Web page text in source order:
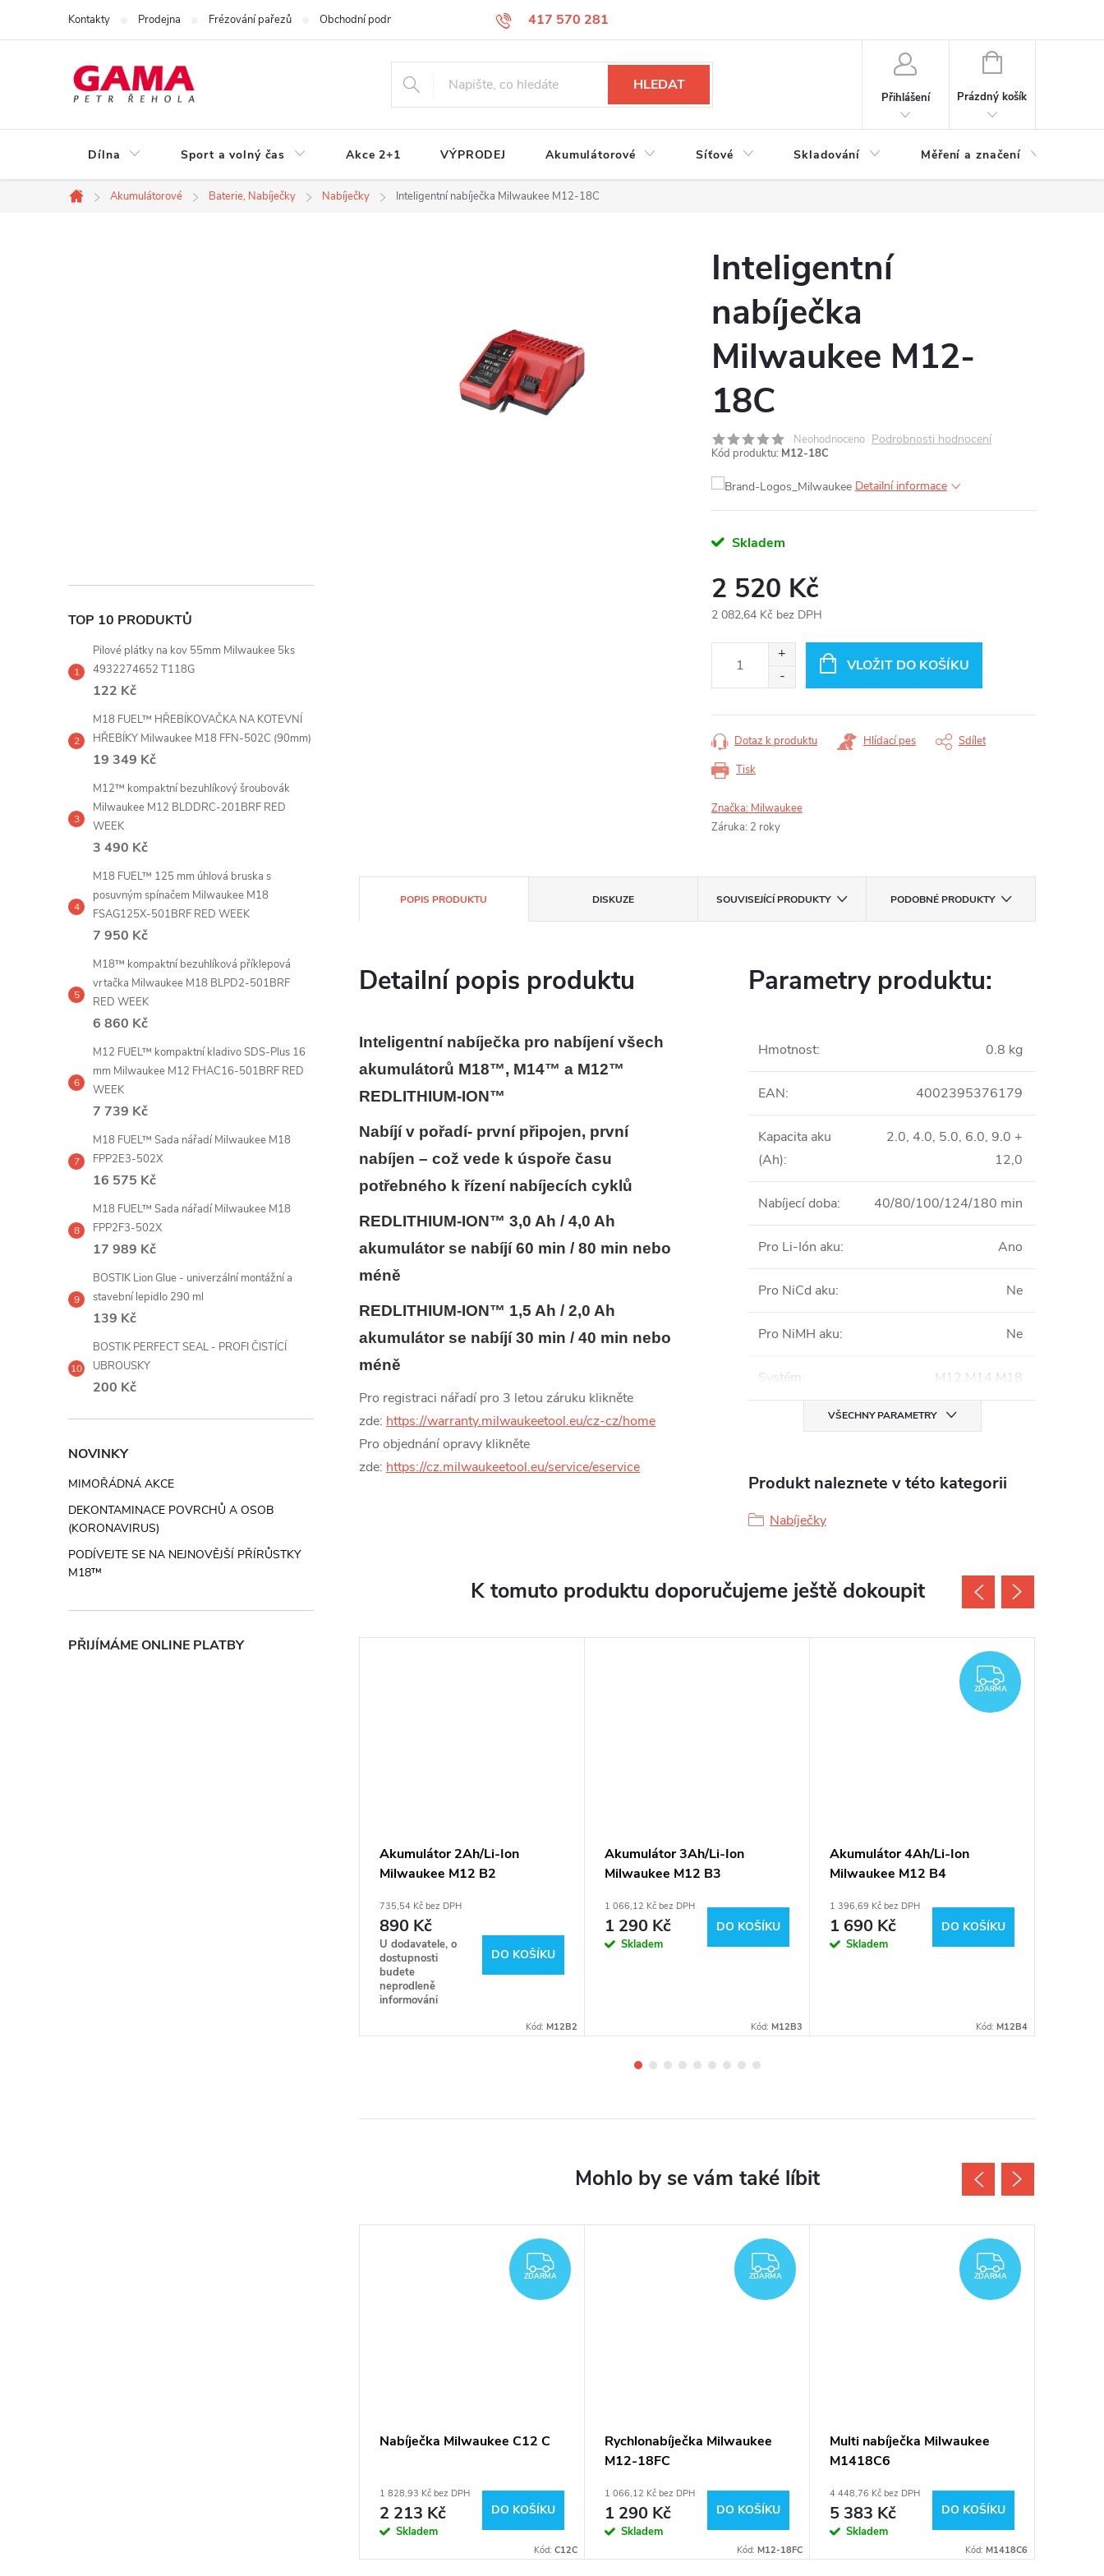
417 570 281
Kontakty Prodejna Frézování pařezů Obchodní podmínky Podmínky ochrany osobních údajů
HLEDAT
Přihlášení
NÁKUPNÍ
Prázdný košík
Dílna Sport a volný čas Akce 2+1 VÝPRODEJ Akumulátorové Síťové Skladování Měření a značení
Domů
Akumulátorové Baterie, Nabíječky Nabíječky Inteligentní nabíječka Milwaukee M12-18C
í
p
a
e
l
TOP 10 PRODUKTŮ
Pilové plátky na kov 55mm Milwaukee 5ks
4932274652 T118G
122 Kč
M18 FUEL™ HŘEBÍKOVAČKA NA KOTEVNÍ
HŘEBÍKY Milwaukee M18 FFN-502C (90mm)
19 349 Kč
M12™ kompaktní bezuhlíkový šroubovák
Milwaukee M12 BLDDRC-201BRF RED
WEEK
3 490 Kč
M18 FUEL™ 125 mm úhlová bruska s
posuvným spínačem Milwaukee M18
FSAG125X-501BRF RED WEEK
7 950 Kč
M18™ kompaktní bezuhlíková příklepová
vrtačka Milwaukee M18 BLPD2-501BRF
RED WEEK
6 860 Kč
M12 FUEL™ kompaktní kladivo SDS-Plus 16
mm Milwaukee M12 FHAC16-501BRF RED
WEEK
7 739 Kč
M18 FUEL™ Sada nářadí Milwaukee M18
FPP2E3-502X
16 575 Kč
M18 FUEL™ Sada nářadí Milwaukee M18
FPP2F3-502X
17 989 Kč
BOSTIK Lion Glue - univerzální montážní a
stavební lepidlo 290 ml
139 Kč
BOSTIK PERFECT SEAL - PROFI ČISTÍCÍ
UBROUSKY
200 Kč
NOVINKY
MIMOŘÁDNÁ AKCE
DEKONTAMINACE POVRCHŮ A OSOB
(KORONAVIRUS)
PODÍVEJTE SE NA NEJNOVĚJŠÍ PŘÍRŮSTKY
M18™
PŘIJÍMÁME ONLINE PLATBY
Inteligentní
nabíječka
Milwaukee M12-
18C
Neohodnoceno Podrobnosti hodnocení
Kód produktu: M12-18C
Detailní informace
Skladem
2 520 Kč
2 082,64 Kč bez DPH
VLOŽIT DO KOŠÍKU
Tisk
Dotaz k produktu Hlídací pes Sdílet
Značka: Milwaukee
Záruka: 2 roky
POPIS PRODUKTU DISKUZE SOUVISEJÍCÍ PRODUKTY PODOBNÉ PRODUKTY
Detailní popis produktu
Inteligentní nabíječka pro nabíjení všech
akumulátorů M18™, M14™ a M12™
REDLITHIUM-ION™
Nabíjí v pořadí- první připojen, první
nabíjen – což vede k úspoře času
potřebného k řízení nabíjecích cyklů
REDLITHIUM-ION™ 3,0 Ah / 4,0 Ah
akumulátor se nabíjí 60 min / 80 min nebo
méně
REDLITHIUM-ION™ 1,5 Ah / 2,0 Ah
akumulátor se nabíjí 30 min / 40 min nebo
méně
Pro registraci nářadí pro 3 letou záruku klikněte
zde: https://warranty.milwaukeetool.eu/cz-cz/home
Pro objednání opravy klikněte
zde: https://cz.milwaukeetool.eu/service/eservice
Parametry produktu:
Hmotnost: 0.8 kg
EAN: 4002395376179
Kapacita aku
(Ah):
2.0, 4.0, 5.0, 6.0, 9.0 +
12,0
Nabíjecí doba: 40/80/100/124/180 min
Pro Li-Ión aku: Ano
Pro NiCd aku: Ne
Pro NiMH aku: Ne
Systém: M12,M14,M18
VŠECHNY PARAMETRY
Produkt naleznete v této kategorii
Nabíječky
K tomuto produktu doporučujeme ještě dokoupit
Akumulátor 2Ah/Li-Ion
Milwaukee M12 B2
735,54 Kč bez DPH
890 Kč
U dodavatele, o
dostupnosti
budete
neprodleně
informováni
DO KOŠÍKU
Kód: M12B2
Akumulátor 3Ah/Li-Ion
Milwaukee M12 B3
1 066,12 Kč bez DPH
1 290 Kč
Skladem
DO KOŠÍKU
Kód: M12B3
ZDARMA
ZDARMA
Akumulátor 4Ah/Li-Ion
Milwaukee M12 B4
1 396,69 Kč bez DPH
1 690 Kč
Skladem
DO KOŠÍKU
Kód: M12B4
ZDARMA
ZDARMA
Nabíječka Milwaukee C12 C
1 828,93 Kč bez DPH
2 213 Kč
Skladem
DO KOŠÍKU
Kód: C12C
ZDARMA
ZDARMA
Rychlonabíječka Milwaukee
M12-18FC
1 066,12 Kč bez DPH
1 290 Kč
Skladem
DO KOŠÍKU
Kód: M12-18FC
ZDARMA
ZDARMA
Multi nabíječka Milwaukee
M1418C6
4 448,76 Kč bez DPH
5 383 Kč
Skladem
DO KOŠÍKU
Kód: M1418C6